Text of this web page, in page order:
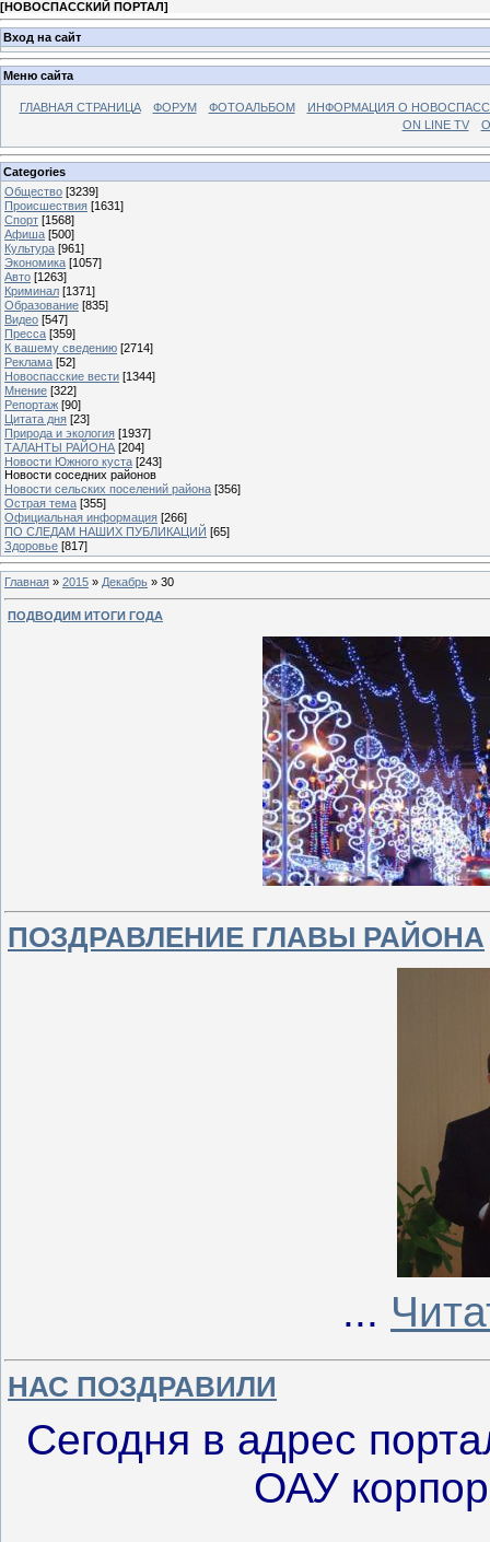
[НОВОСПАССКИЙ ПОРТАЛ]
Вход на сайт
Меню сайта
ГЛАВНАЯ СТРАНИЦА ФОРУМ ФОТОАЛЬБОМ
ИНФОРМАЦИЯ О
ON LINE TV
Categories
Общество [3239]
Происшествия [1631]
Спорт [1568]
Афиша [500]
Культура [961]
Экономика [1057]
Авто [1263]
Криминал [1371]
Образование [835]
Видео [547]
Пресса [359]
К вашему сведению [2714]
Реклама [52]
Новоспасские вести [1344]
Мнение [322]
Репортаж [90]
Цитата дня [23]
Природа и экология [1937]
ТАЛАНТЫ РАЙОНА [204]
Новости Южного куста [243]
Новости соседних районов
Новости сельских поселений района [356]
Острая тема [355]
Официальная информация [266]
ПО СЛЕДАМ НАШИХ ПУБЛИКАЦИЙ [65]
Здоровье [817]
Главная » 2015 » Декабрь » 30
ПОДВОДИМ ИТОГИ ГОДА
ПОЗДРАВЛЕНИЕ ГЛАВЫ РАЙОНА
...
НАС ПОЗДРАВИЛИ
Сегодня в адрес
ОАУ